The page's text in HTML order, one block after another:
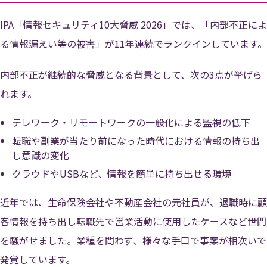
IPA「情報セキュリティ10大脅威 2026」では、「内部不正によ
る情報漏えい等の被害」が11年連続でランクインしています。
内部不正が継続的な脅威となる背景として、次の3点が挙げら
れます。
テレワーク・リモートワークの一般化による監視の低下
転職や副業が当たり前になった時代における情報の持ち出
し意識の変化
クラウドやUSBなど、情報を簡単に持ち出せる環境
近年では、生命保険会社や不動産会社の元社員が、退職時に顧
客情報を持ち出し転職先で営業活動に使用したケースなど世間
を騒がせました。業種を問わず、様々な手口で事案が相次いで
発覚しています。